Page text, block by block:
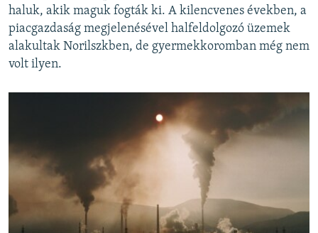
haluk, akik maguk fogták ki. A kilencvenes években, a
piacgazdaság megjelenésével halfeldolgozó üzemek
alakultak Norilszkben, de gyermekkoromban még nem
volt ilyen.